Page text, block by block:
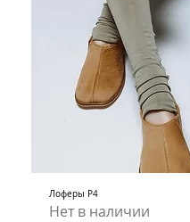
Лоферы Р4
Нет в наличии